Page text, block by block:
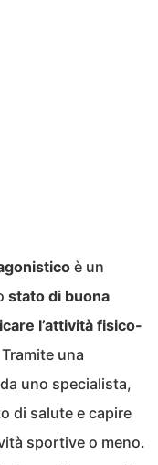
è un
stato di buona
l’attività fisico-
una
uno specialista,
di salute e capire
sportive o meno.